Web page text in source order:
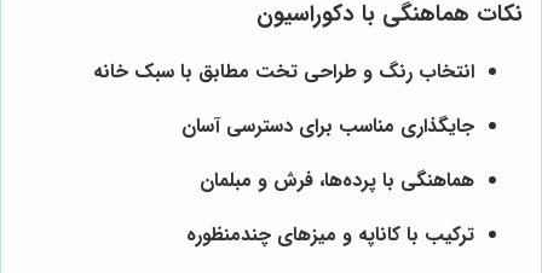
نکات هماهنگی با دکوراسیون
انتخاب رنگ و طراحی تخت مطابق با سبک خانه
جایگذاری مناسب برای دسترسی آسان
هماهنگی با پرده‌ها، فرش و مبلمان
ترکیب با کاناپه و میزهای چندمنظوره